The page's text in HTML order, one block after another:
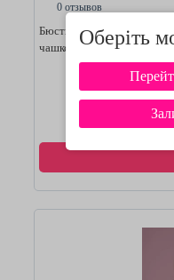
Оберіть
0 отзывов
Бюстгальтер Anita care
чашкой (без косточки)